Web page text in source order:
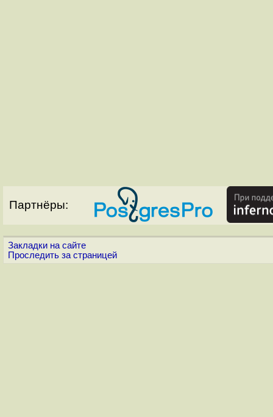
Партнёры:
Закладки на сайте
Проследить за страницей